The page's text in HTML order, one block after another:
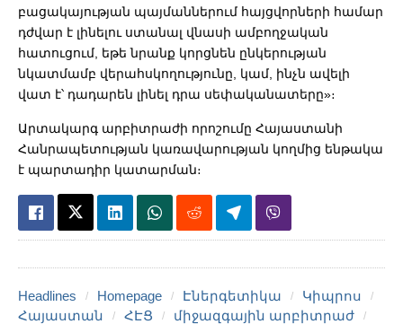
բացակայության պայմաններում հայցվորների համար
դժվար է լինելու ստանալ վնասի ամբողջական
հատուցում, եթե նրանք կորցնեն ընկերության
նկատմամբ վերահսկողությունը, կամ, ինչն ավելի
վատ է՝ դադարեն լինել դրա սեփականատերը»։
Արտակարգ արբիտրաժի որոշումը Հայաստանի
Հանրապետության կառավարության կողմից ենթակա
է պարտադիր կատարման։
Headlines Homepage Էներգետիկա
Կիպրոս
Հայաստան
ՀԷՑ միջազգային արբիտրաժ